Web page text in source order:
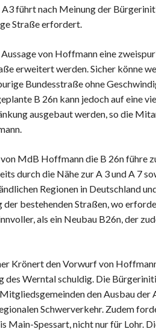
führt nach Meinung der
Straße erfordert.
von Hoffmann eine
erweitert werden. Sicher könne
Bundesstraße ohne
B 26n kann jedoch auf eine
ausgebaut werden, so die
MdB Hoffmann die B 26n führe
durch die Nähe zur A 3 und A 7
Regionen in Deutschland
bestehenden Straßen, wo
als ein Neubau B26n, der
Krönert den Vorwurf von
des Werntal schuldig. Die
den Ausbau der
Schwerverkehr. Zudem
Main-Spessart, nicht nur für Lohr.